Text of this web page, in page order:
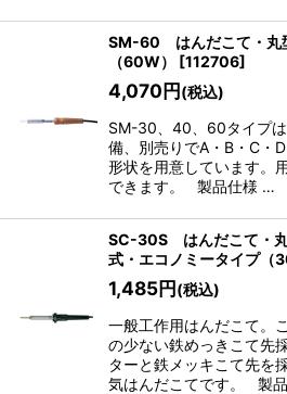
SM-60 はんだこて・丸
（60W）
[112706]
4,070円(税込)
SM-30、40、60タイプ
備、別売りでA・B・C・
形状を用意しています。
できます。 製品仕様 …
SC-30S はんだこて・
式・エコノミータイプ（
1,485円(税込)
一般工作用はんだこて。
の少ない鉄めっきこて先
ターと鉄メッキこて先を
気はんだこてです。 製